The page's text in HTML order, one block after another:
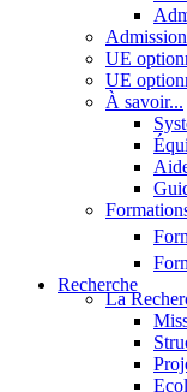
UE
UE
À savoir...
Recherche
La